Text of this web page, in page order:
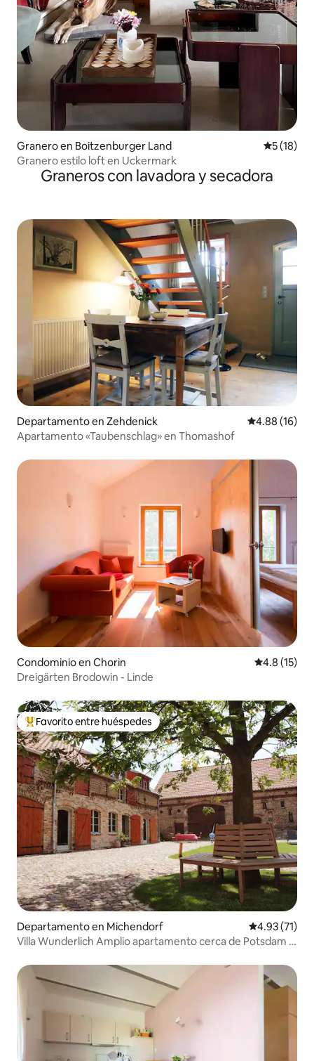
Granero en Boitzenburger Land
5 (18)
Granero estilo loft en Uckermark
Graneros con lavadora y secadora
Departamento en Zehdenick Calificación
4.88 (16)
Apartamento «Taubenschlag» en Thomashof
Condominio en Chorin Calificación
4.8 (15)
Dreigärten Brodowin - Linde
De los mejores en Favorito entre huéspedes
Favorito entre huéspedes
Departamento en Michendorf Calificación
4.93 (71)
Villa Wunderlich Amplio apartamento cerca de Potsdam y